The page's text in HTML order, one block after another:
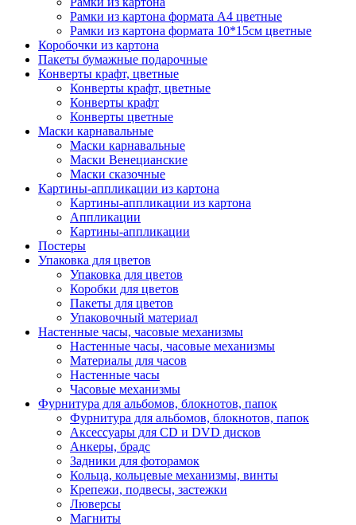
Рамки из картона формата А4 цветные
Рамки из картона формата 10*15см цветные
Коробочки из картона
Пакеты бумажные подарочные
Конверты крафт, цветные
Конверты крафт, цветные
Конверты крафт
Конверты цветные
Маски карнавальные
Маски карнавальные
Маски Венецианские
Маски сказочные
Картины-аппликации из картона
Картины-аппликации из картона
Аппликации
Картины-аппликации
Постеры
Упаковка для цветов
Упаковка для цветов
Коробки для цветов
Пакеты для цветов
Упаковочный материал
Настенные часы, часовые механизмы
Настенные часы, часовые механизмы
Материалы для часов
Настенные часы
Часовые механизмы
Фурнитура для альбомов, блокнотов, папок
Фурнитура для альбомов, блокнотов, папок
Аксессуары для CD и DVD дисков
Анкеры, брадс
Задники для фоторамок
Кольца, кольцевые механизмы, винты
Крепежи, подвесы, застежки
Люверсы
Магниты